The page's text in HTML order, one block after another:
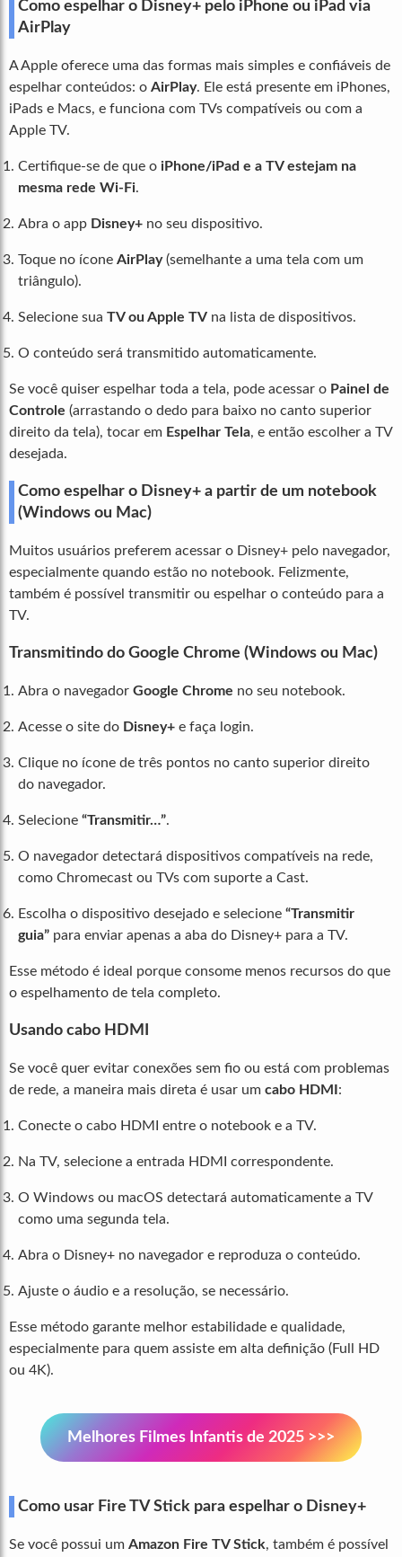
Como espelhar o Disney+ pelo iPhone ou iPad via
AirPlay
A Apple oferece uma das formas mais simples e confiáveis de
espelhar conteúdos: o AirPlay. Ele está presente em iPhones,
iPads e Macs, e funciona com TVs compatíveis ou com a
Apple TV.
Certifique-se de que o iPhone/iPad e a TV estejam na
mesma rede Wi-Fi.
Abra o app Disney+ no seu dispositivo.
Toque no ícone AirPlay(semelhante a uma tela com um
triângulo).
Selecione sua TV ou Apple TV na lista de dispositivos.
O conteúdo será transmitido automaticamente.
Se você quiser espelhar toda a tela, pode acessar o Painel de
Controle (arrastando o dedo para baixo no canto superior
direito da tela), tocar em Espelhar Tela, e então escolher a TV
desejada.
Como espelhar o Disney+ a partir de um notebook
(Windows ou Mac)
Muitos usuários preferem acessar o Disney+ pelo navegador,
especialmente quando estão no notebook. Felizmente,
também é possível transmitir ou espelhar o conteúdo para a
TV.
Transmitindo do Google Chrome (Windows ou Mac)
Abra o navegador Google Chrome no seu notebook.
Acesse o site do Disney+ e faça login.
Clique no ícone de três pontos no canto superior direito
do navegador.
Selecione “Transmitir…”.
O navegador detectará dispositivos compatíveis na rede,
como Chromecast ou TVs com suporte a Cast.
Escolha o dispositivo desejado e selecione “Transmitir
guia” para enviar apenas a aba do Disney+ para a TV.
Esse método é ideal porque consome menos recursos do que
o espelhamento de tela completo.
Usando cabo HDMI
Se você quer evitar conexões sem fio ou está com problemas
de rede, a maneira mais direta é usar um cabo HDMI :
Conecte o cabo HDMI entre o notebook e a TV.
Na TV, selecione a entrada HDMI correspondente.
O Windows ou macOS detectará automaticamente a TV
como uma segunda tela.
Abra o Disney+ no navegador e reproduza o conteúdo.
Ajuste o áudio e a resolução, se necessário.
Esse método garante melhor estabilidade e qualidade,
especialmente para quem assiste em alta definição (Full HD
ou 4K).
Melhores Filmes Infantis de 2025 >>>
Como usar Fire TV Stick para espelhar o Disney+
Se você possui um Amazon Fire TV Stick, também é possível